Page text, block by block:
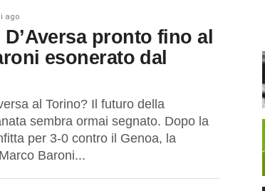
ago
pronto fino al
esonerato dal
al Torino? Il futuro della
sembra ormai segnato. Dopo la
per 3-0 contro il Genoa, la
Baroni...